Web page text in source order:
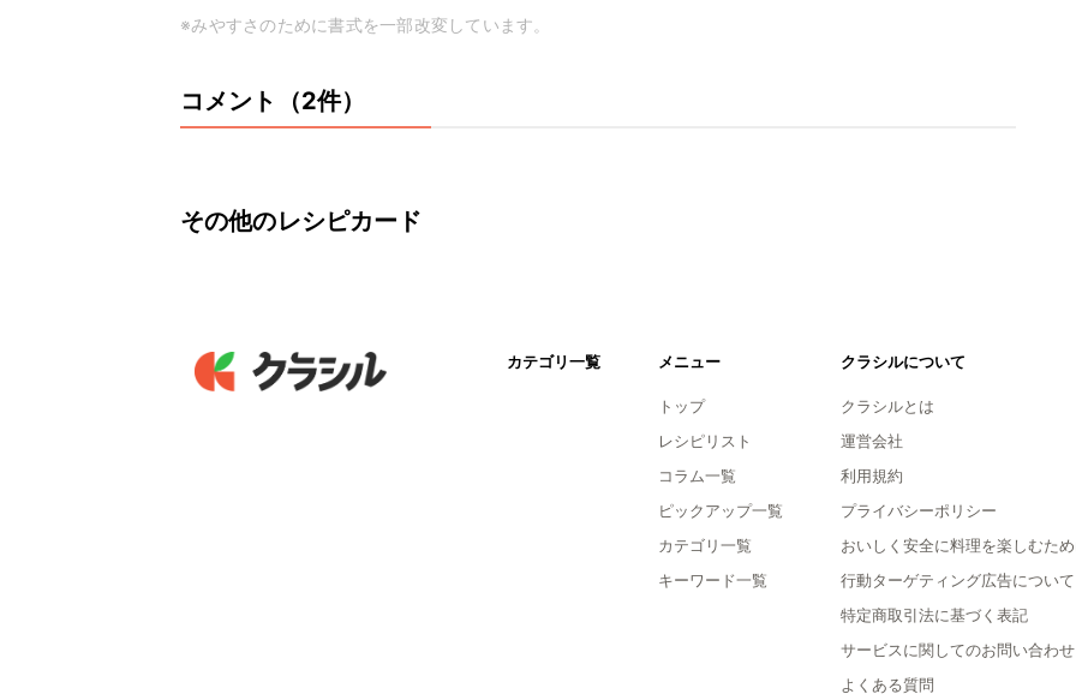
※みやすさのために書式を一部改変しています。
コメント（2件）
その他のレシピカード
カテゴリ一覧 メニュー
トップ
レシピリスト
コラム一覧
ピックアップ一覧
カテゴリ一覧
キーワード一覧
クラシルについて
クラシルとは
運営会社
利用規約
プライバシーポリシー
おいしく安全に料理を楽しむため
行動ターゲティング広告について
特定商取引法に基づく表記
サービスに関してのお問い合わせ
よくある質問